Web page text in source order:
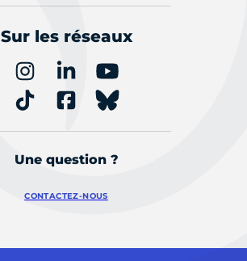
Sur les réseaux
Une question ?
CONTACTEZ-NOUS